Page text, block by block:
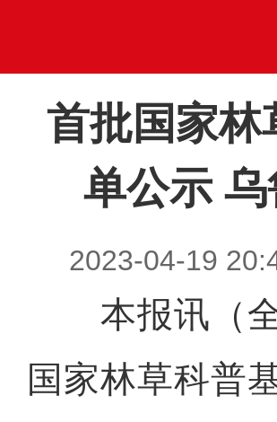
首批国家林
单公示
2023-04-19
本报讯（全
国家林草科普